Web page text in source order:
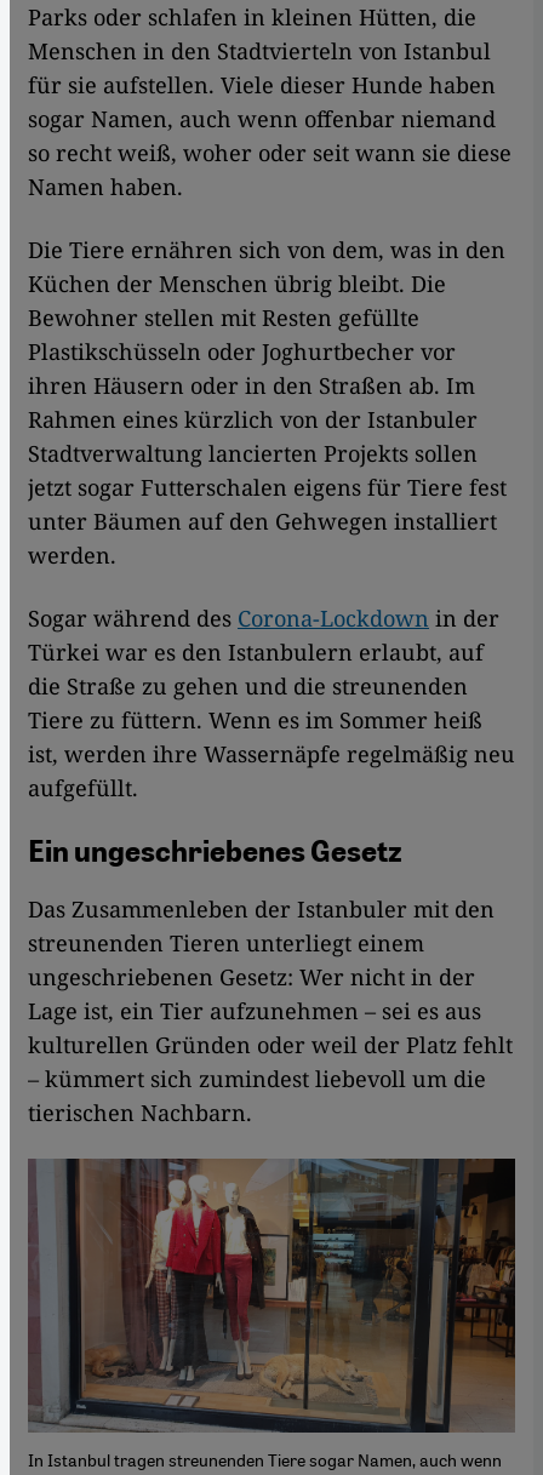
Parks oder schlafen in kleinen Hütten, die
Menschen in den Stadtvierteln von Istanbul
für sie aufstellen. Viele dieser Hunde haben
sogar Namen, auch wenn offenbar niemand
so recht weiß, woher oder seit wann sie diese
Namen haben.
Die Tiere ernähren sich von dem, was in den
Küchen der Menschen übrig bleibt. Die
Bewohner stellen mit Resten gefüllte
Plastikschüsseln oder Joghurtbecher vor
ihren Häusern oder in den Straßen ab. Im
Rahmen eines kürzlich von der Istanbuler
Stadtverwaltung lancierten Projekts sollen
jetzt sogar Futterschalen eigens für Tiere fest
unter Bäumen auf den Gehwegen installiert
werden.
Sogar während des Corona-Lockdown in der
Türkei war es den Istanbulern erlaubt, auf
die Straße zu gehen und die streunenden
Tiere zu füttern. Wenn es im Sommer heiß
ist, werden ihre Wassernäpfe regelmäßig neu
aufgefüllt.
Ein ungeschriebenes Gesetz
Das Zusammenleben der Istanbuler mit den
streunenden Tieren unterliegt einem
ungeschriebenen Gesetz: Wer nicht in der
Lage ist, ein Tier aufzunehmen – sei es aus
kulturellen Gründen oder weil der Platz fehlt
– kümmert sich zumindest liebevoll um die
tierischen Nachbarn.
In Istanbul tragen streunenden Tiere sogar Namen, auch wenn